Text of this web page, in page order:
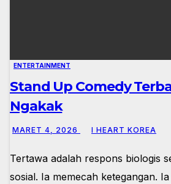
ENTERTAINMENT
Stand Up Comedy
Ngakak
MARET 4, 2026 I HEART KOREA
Tertawa adalah respons biologis
sosial. Ia memecah ketegangan.